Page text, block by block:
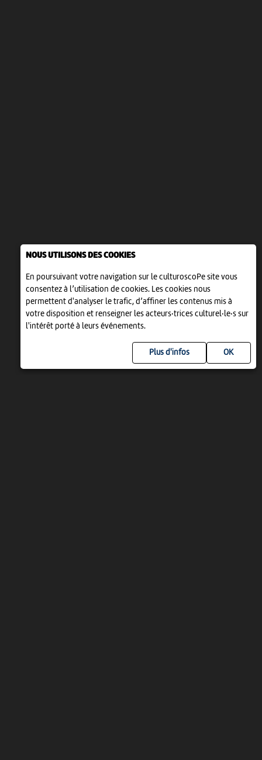
NOUS UTILISONS DES COOKIES
En poursuivant votre navigation sur le culturoscoPe site vous
consentez à l’utilisation de cookies. Les cookies nous
permettent d'analyser le trafic, d’affiner les contenus mis à
votre disposition et renseigner les acteurs·trices culturel·le·s sur
l'intérêt porté à leurs événements.
Plus d'infos